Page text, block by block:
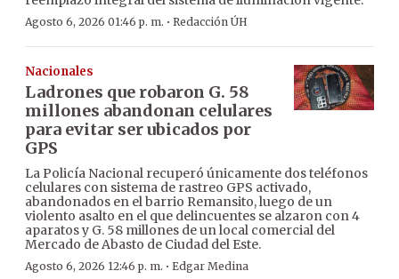
Agosto 6, 2026 01:46 p. m. · Redacción ÚH
Nacionales
Ladrones que robaron G. 58
millones abandonan celulares
para evitar ser ubicados por
GPS
La Policía Nacional recuperó únicamente dos teléfonos
celulares con sistema de rastreo GPS activado,
abandonados en el barrio Remansito, luego de un
violento asalto en el que delincuentes se alzaron con 4
aparatos y G. 58 millones de un local comercial del
Mercado de Abasto de Ciudad del Este.
Agosto 6, 2026 12:46 p. m. · Edgar Medina